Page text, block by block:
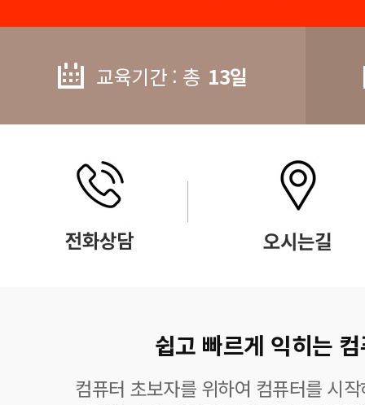
교육기간 : 총 13일
쉽고 빠르게 익히는
컴퓨터 초보자를 위하여 컴퓨터를 시